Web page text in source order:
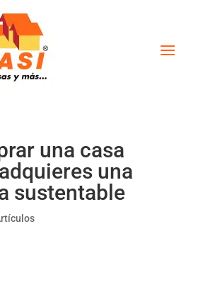
una casa
una
sustentable